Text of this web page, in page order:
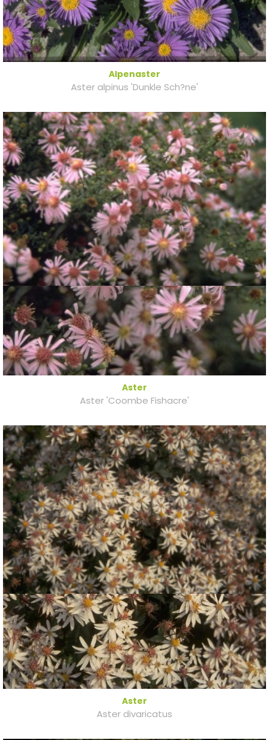
Alpenaster
Aster alpinus 'Dunkle Sch?ne'
Aster
Aster 'Coombe Fishacre'
Aster
Aster divaricatus